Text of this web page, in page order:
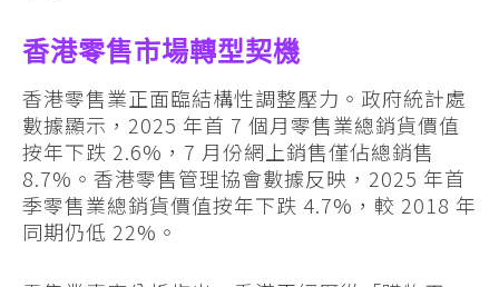
香港零售市場轉型契機
香港零售業正面臨結構性調整壓力。政府統計處
數據顯示，2025 年首 7 個月零售業總銷貨價值
按年下跌 2.6%，7 月份網上銷售僅佔總銷售
8.7%。香港零售管理協會數據反映，2025 年首
季零售業總銷貨價值按年下跌 4.7%，較 2018 年
同期仍低 22%。